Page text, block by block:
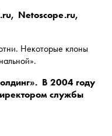
Netoscope.ru,
Некоторые клоны
В 2004 году
службы